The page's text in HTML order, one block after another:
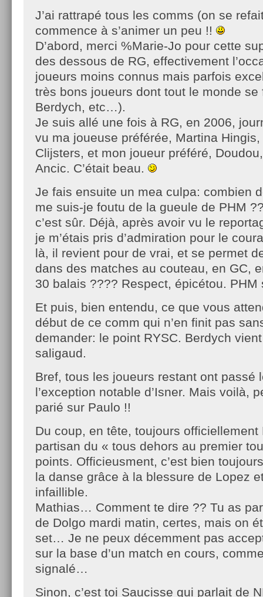
J’ai rattrapé tous les comms (on se
commence à s’animer un peu !!
D’abord, merci %Marie-Jo pour cette
des dessous de RG, effectivement
joueurs moins connus mais parfois
très bons joueurs dont tout le monde se
Berdych, etc…).
Je suis allé une fois à RG, en 2006,
vu ma joueuse préférée, Martina
Clijsters, et mon joueur préféré,
Ancic. C’était beau.
Je fais ensuite un mea culpa: combien
me suis-je foutu de la gueule de PHM
c’est sûr. Déjà, après avoir vu le
je m’étais pris d’admiration pour le
là, il revient pour de vrai, et se permet
dans des matches au couteau, en GC,
30 balais ???? Respect, épicétou. PHM
Et puis, bien entendu, ce que vous
début de ce comm qui n’en finit pas
demander: le point RYSC. Berdych
saligaud.
Bref, tous les joueurs restant ont passé
l’exception notable d’Isner. Mais voilà,
parié sur Paulo !!
Du coup, en tête, toujours officiellement
partisan du « tous dehors au premier
points. Officieusment, c’est bien
la danse grâce à la blessure de Lopez
infaillible.
Mathias… Comment te dire ?? Tu as
de Dolgo mardi matin, certes, mais on
set… Je ne peux décemment pas
sur la base d’un match en cours,
signalé…
Sinon, c’est toi Saucisse qui parlait de